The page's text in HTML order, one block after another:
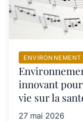
ENVIRONNEMENT
innovant
vie sur la
27 mai 2026